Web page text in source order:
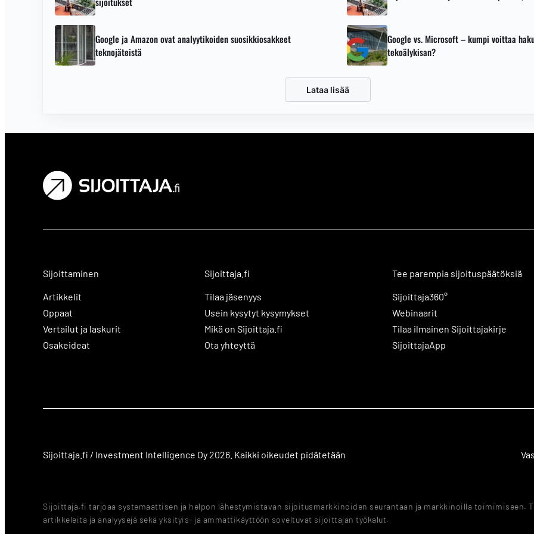
Google ja Amazon ovat analyytikoiden suosikkiosakkeet
teknojäteistä
Google vs. Microsoft – kumpi voittaa
tekoälykisan?
Lataa lisää
Sijoittaminen
Artikkelit
Oppaat
Vertailut ja laskurit
Osakeideat
Sijoittaja.fi
Tilaa jäsenyys
Usein kysytyt kysymykset
Mikä on Sijoittaja.fi
Ota yhteyttä
Tee parempia sijoituspäätöksiä
Sijoittaja360°
Webinaarit
Tilaa ilmainen Sijoittajakirje
SijoittajaApp
Sijoittaja.fi / Investment Intelligence Oy 2026. Kaikki oikeudet pidätetään
Sijoittaja.fi tarjoaa systemaattisen ja helpon lähestymistavan sijoitusmarkkinoiden seurantaan ja markkinoilla toimimiseen.
artikkeleita ja analyysejä sekä yksityis- ja ammattikäyttöön soveltuvat sijoittajan työkalut.